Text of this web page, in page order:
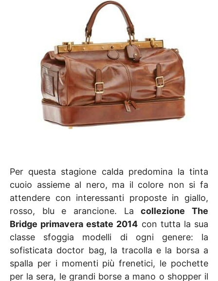
Per questa stagione calda predomina la tinta
cuoio assieme al nero, ma il colore non si fa
attendere con interessanti proposte in giallo,
rosso, blu e arancione. Lacollezione The
Bridge primavera estate 2014 con tutta la sua
classe sfoggia modelli di ogni genere: la
sofisticata doctor bag, la tracolla e la borsa a
spalla per i momenti più frenetici, le pochette
per la sera, le grandi borse a mano o shopper il